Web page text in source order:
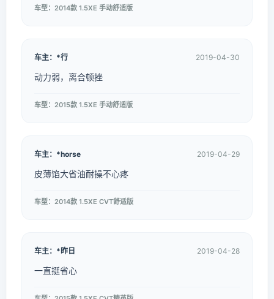
车型：2014款 1.5XE 手动舒适版
车主：*行 2019-04-30
动力弱，离合顿挫
车型：2015款 1.5XE 手动舒适版
车主：*horse 2019-04-29
皮薄馅大省油耐操不心疼
车型：2014款 1.5XE CVT舒适版
车主：*昨日 2019-04-28
一直挺省心